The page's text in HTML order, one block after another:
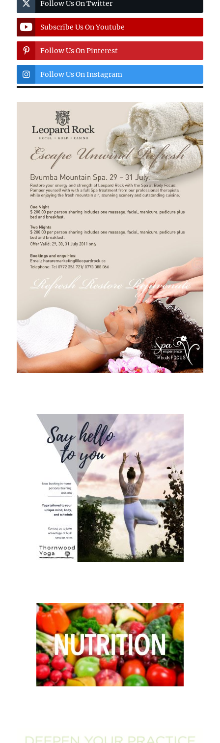
Follow Us On Twitter
Subscribe Us On Youtube
Follow Us On Pinterest
Follow Us On Instagram